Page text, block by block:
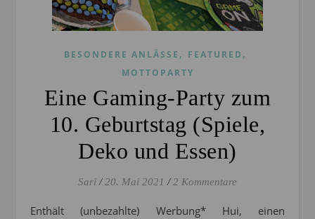
BESONDERE ANLÄSSE , FEATURED ,
MOTTOPARTY
Eine Gaming-Party zum
10. Geburtstag (Spiele,
Deko und Essen)
Sari / 20. Mai 2021 / 2 Kommentare
Enthält (unbezahlte) Werbung* Hui, einen